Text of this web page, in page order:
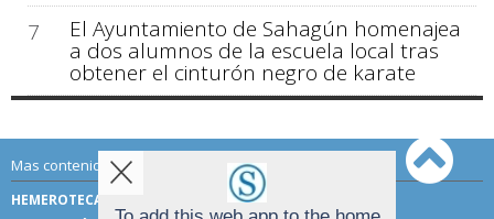
7
El Ayuntamiento de Sahagún homenajea
a dos alumnos de la escuela local tras
obtener el cinturón negro de karate
Mas contenido de Sahagún Digital:
HEMEROTECA
TÉRMINOS DE USO